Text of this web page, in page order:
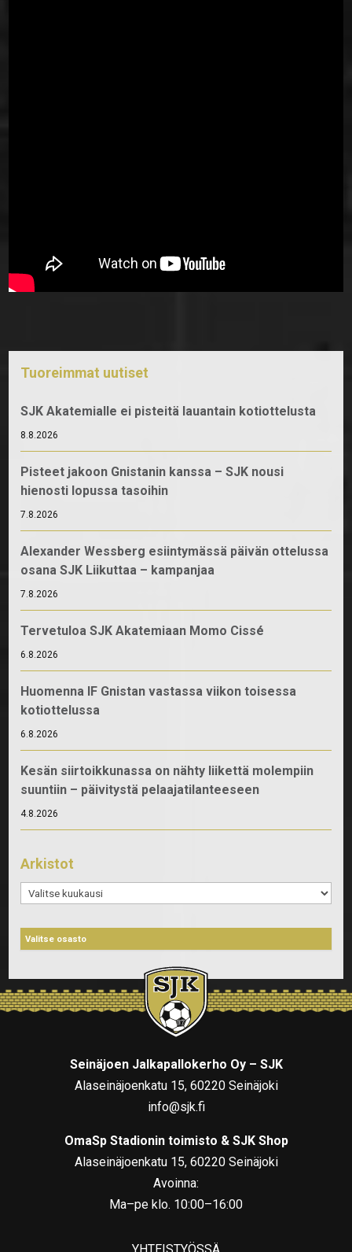
Tuoreimmat uutiset
SJK Akatemialle ei pisteitä lauantain kotiottelusta
8.8.2026
Pisteet jakoon Gnistanin kanssa – SJK nousi
hienosti lopussa tasoihin
7.8.2026
Alexander Wessberg esiintymässä päivän ottelussa
osana SJK Liikuttaa – kampanjaa
7.8.2026
Tervetuloa SJK Akatemiaan Momo Cissé
6.8.2026
Huomenna IF Gnistan vastassa viikon toisessa
kotiottelussa
6.8.2026
Kesän siirtoikkunassa on nähty liikettä molempiin
suuntiin – päivitystä pelaajatilanteeseen
4.8.2026
Arkistot
Arkistot
Seinäjoen Jalkapallokerho Oy – SJK
Alaseinäjoenkatu 15, 60220 Seinäjoki
info@sjk.fi
OmaSp Stadionin toimisto & SJK Shop
Alaseinäjoenkatu 15, 60220 Seinäjoki
Avoinna:
Ma–pe klo. 10:00–16:00